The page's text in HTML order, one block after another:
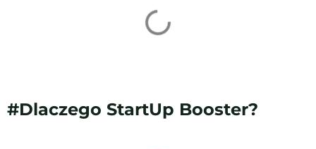
#Dlaczego StartUp Booster?